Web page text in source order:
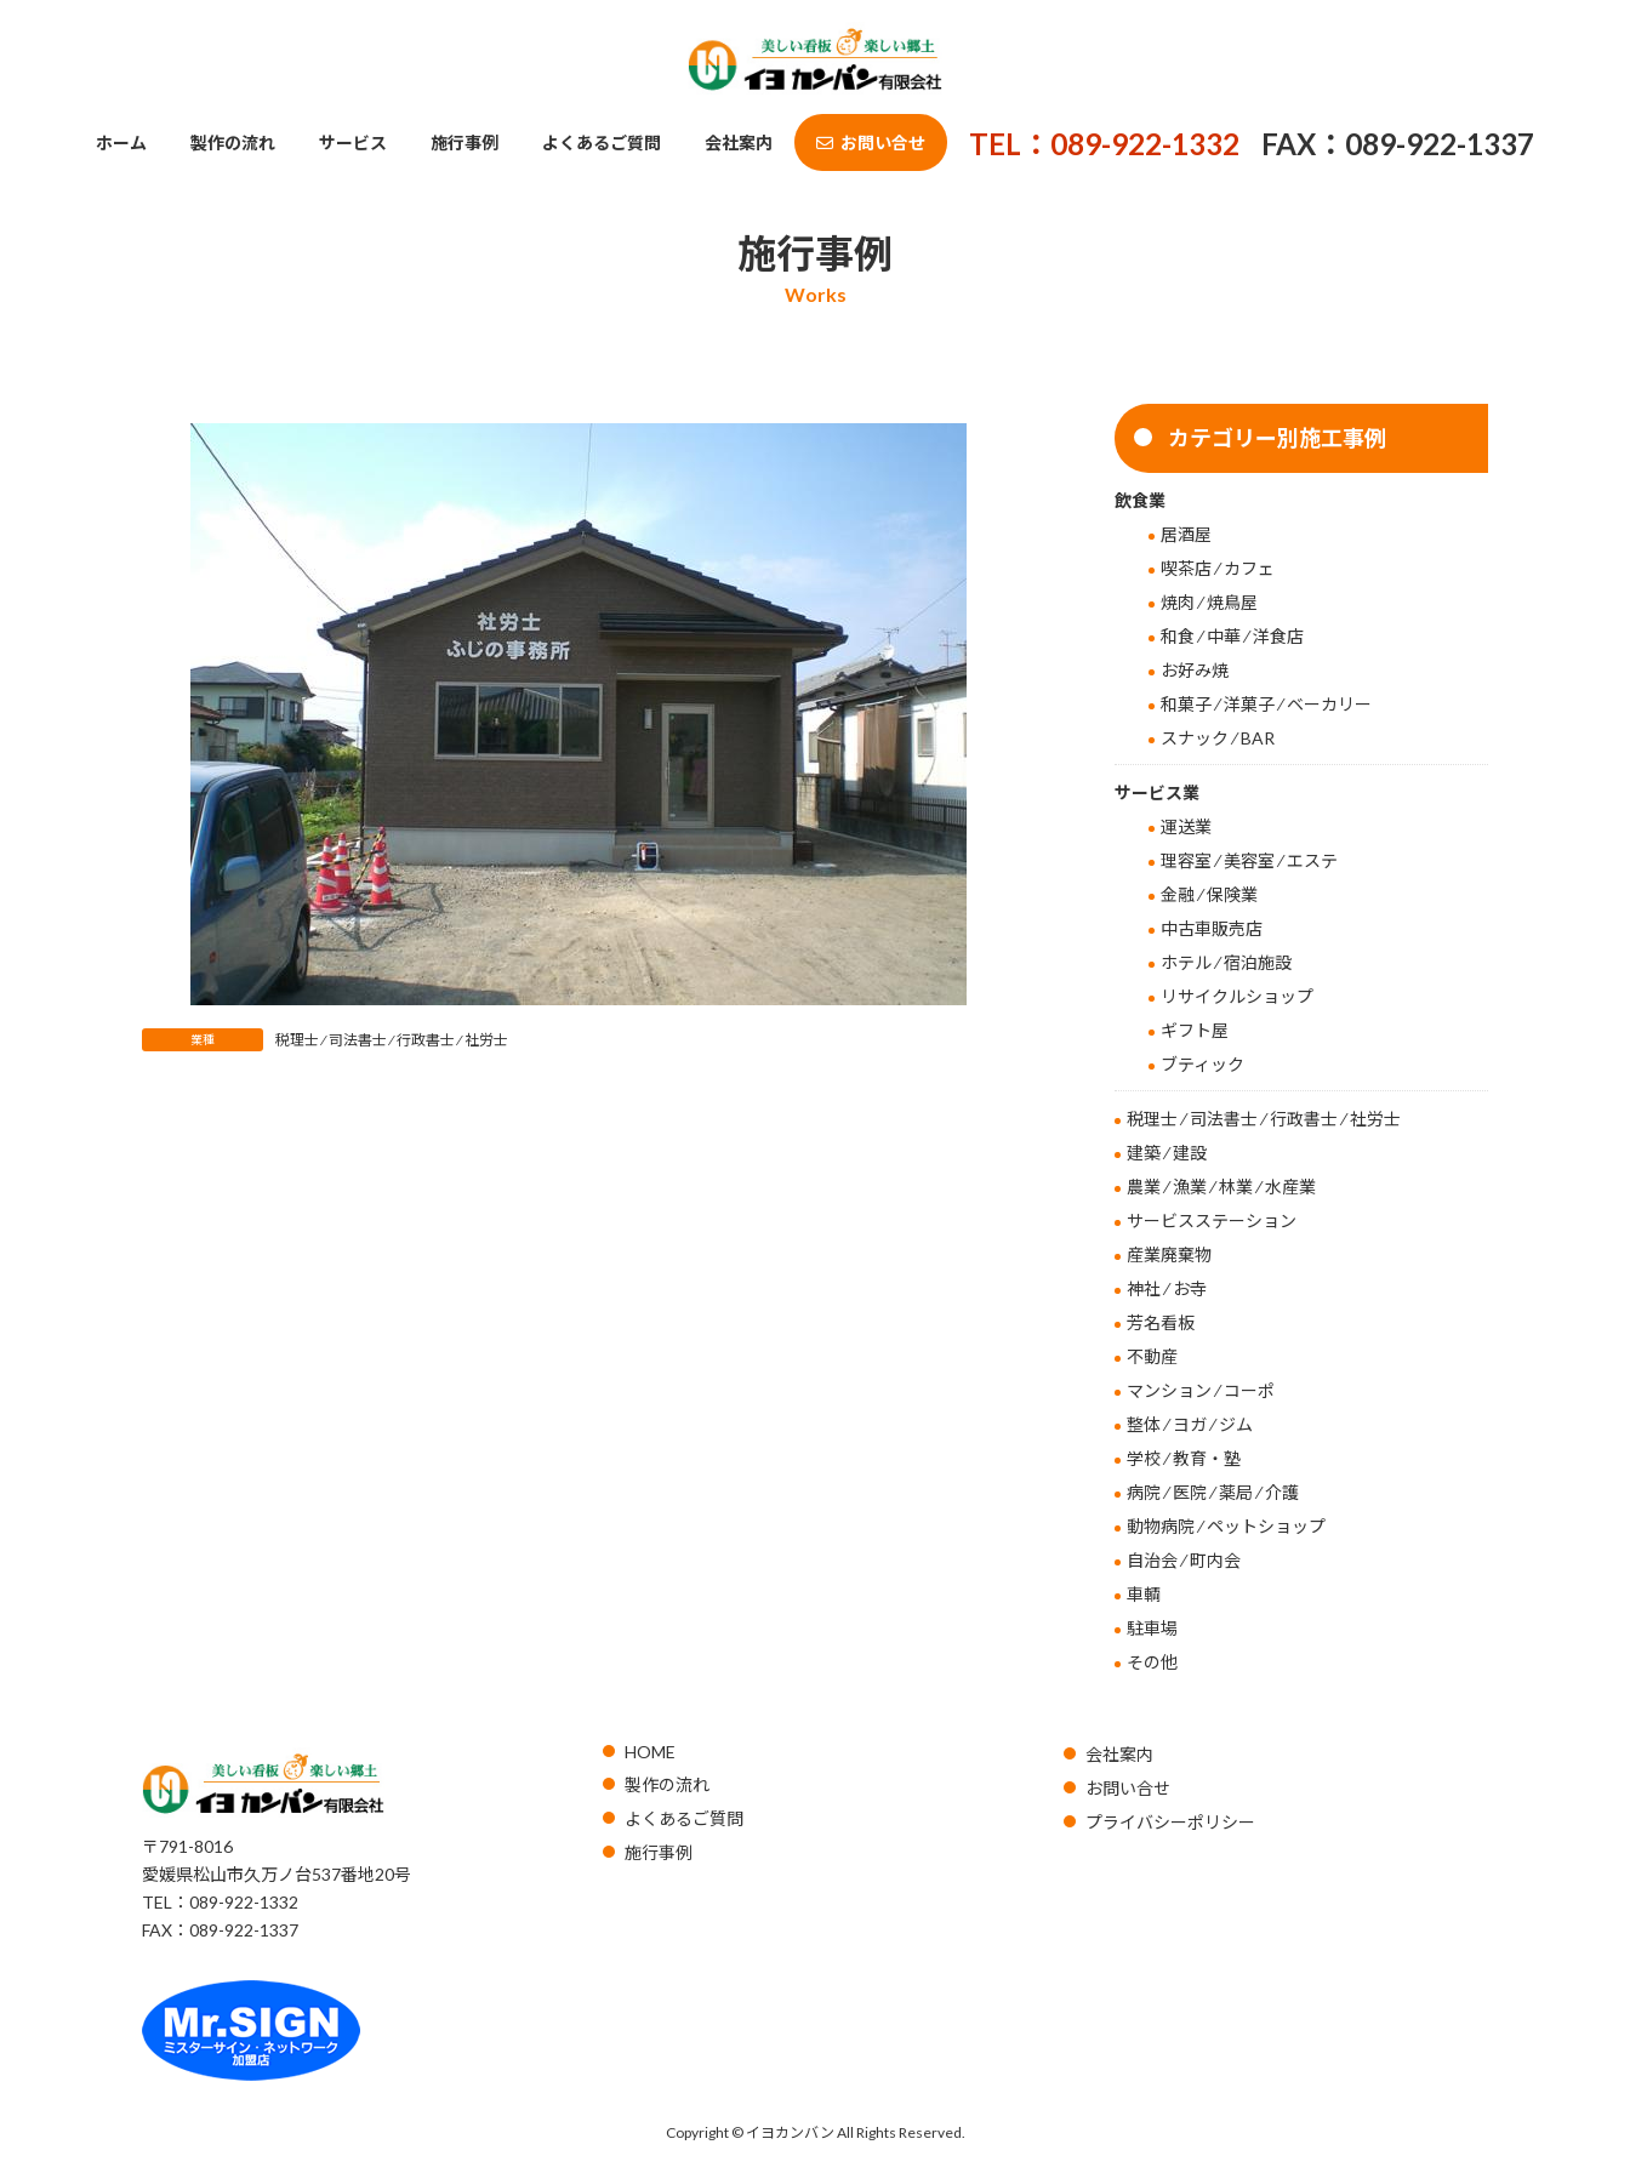
ホーム 製作の流れ サービス 施行事例 よくあるご質問 会社案内 お問い合せ TEL：089-922-1332 FAX：089-922-1337
施行事例
業種 税理士 ⁄ 司法書士 ⁄ 行政書士 ⁄ 社労士
カテゴリー別施工事例
飲食業
居酒屋
喫茶店 ⁄ カフェ
焼肉 ⁄ 焼鳥屋
和食 ⁄ 中華 ⁄ 洋食店
お好み焼
和菓子 ⁄ 洋菓子 ⁄ ベーカリー
スナック ⁄ BAR
サービス業
運送業
理容室 ⁄ 美容室 ⁄ エステ
金融 ⁄ 保険業
中古車販売店
ホテル ⁄ 宿泊施設
リサイクルショップ
ギフト屋
ブティック
税理士 ⁄ 司法書士 ⁄ 行政書士 ⁄ 社労士
建築 ⁄ 建設
農業 ⁄ 漁業 ⁄ 林業 ⁄ 水産業
サービスステーション
産業廃棄物
神社 ⁄ お寺
芳名看板
不動産
マンション ⁄ コーポ
整体 ⁄ ヨガ ⁄ ジム
学校 ⁄ 教育・塾
病院 ⁄ 医院 ⁄ 薬局 ⁄ 介護
動物病院 ⁄ ペットショップ
自治会 ⁄ 町内会
車輌
駐車場
その他
〒791-8016
愛媛県松山市久万ノ台537番地20号
TEL：089-922-1332
FAX：089-922-1337
HOME
製作の流れ
よくあるご質問
施行事例
会社案内
お問い合せ
プライバシーポリシー
Copyright © イヨカンバン All Rights Reserved.